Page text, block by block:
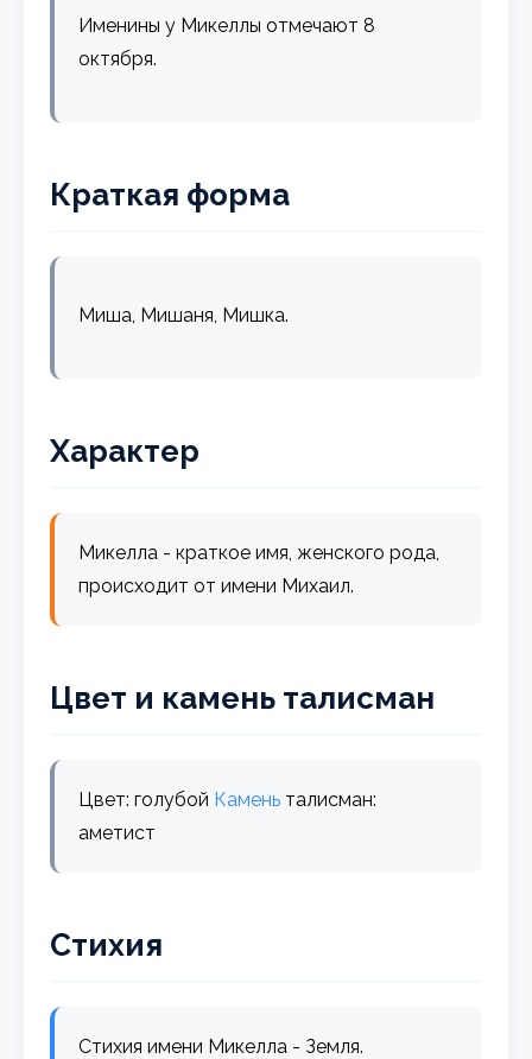
Именины у Микеллы отмечают 8
октября.
Краткая форма
Миша, Мишаня, Мишка.
Характер
Микелла - краткое имя, женского рода,
происходит от имени Михаил.
Цвет и камень талисман
Цвет: голубой Камень талисман:
аметист
Стихия
Стихия имени Микелла - Земля.